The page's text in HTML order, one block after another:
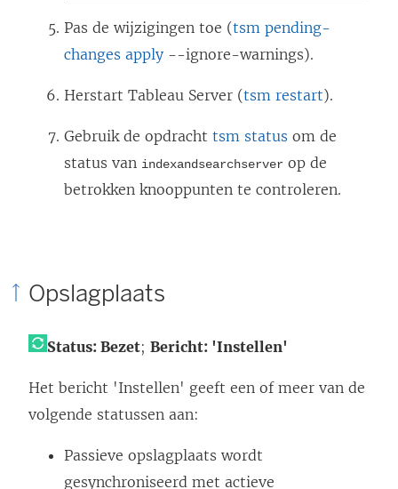
Pas de wijzigingen toe (tsm pending-
changes apply --ignore-warnings).
Herstart Tableau Server (tsm restart).
Gebruik de opdracht tsm status om de
status van indexandsearchserver op de
betrokken knooppunten te controleren.
Opslagplaats
Status: Bezet; Bericht: 'Instellen'
Het bericht 'Instellen' geeft een of meer van de
volgende statussen aan:
Passieve opslagplaats wordt
gesynchroniseerd met actieve